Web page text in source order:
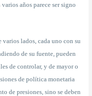
años parece ser signo
lados, cada uno con su
de su fuente, pueden
de controlar, y de mayor o
de política monetaria
de presiones, sino se deben